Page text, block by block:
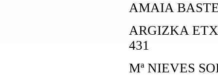
AMAIA
ARGIZKA
431
Mª NIEVES